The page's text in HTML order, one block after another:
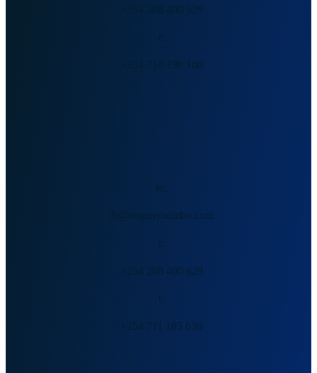
+254 208 400 629
+254 710 198 108
m:
jb@onganyaombo.com
t:
+254 208 400 629
t:
+254 711 185 636